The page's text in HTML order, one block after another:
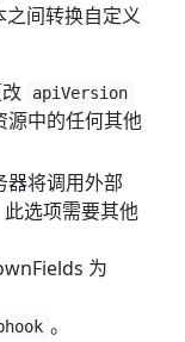
间转换自定义
apiVersion
源中的任何其他
器将调用外部
选项需要其他
为
。